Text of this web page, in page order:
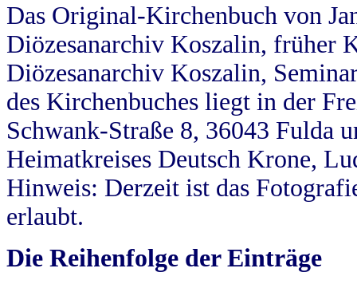
Das Original-Kirchenbuch von
Diözesanarchiv Koszalin, früher
Diözesanarchiv Koszalin,
des Kirchenbuches liegt in der
Schwank-Straße 8, 36043 Fulda
Heimatkreises Deutsch Krone,
Hinweis: Derzeit ist das
erlaubt.
Die Reihenfolge der Einträge